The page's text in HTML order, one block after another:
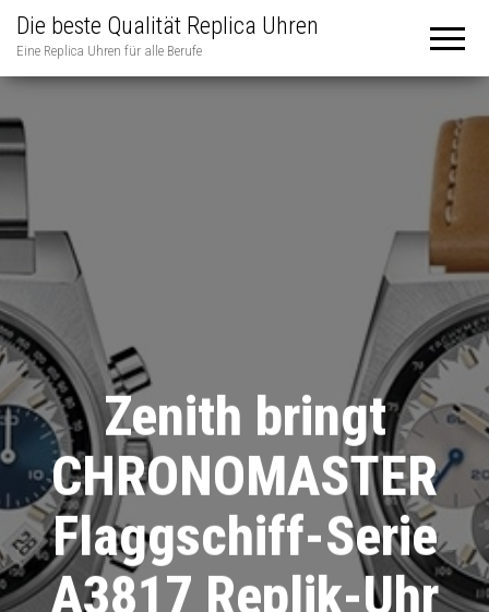
Die beste Qualität Replica Uhren
Eine Replica Uhren für alle Berufe
Zenith bringt
CHRONOMASTER
Flaggschiff-Serie
A3817 Replik-Uhr